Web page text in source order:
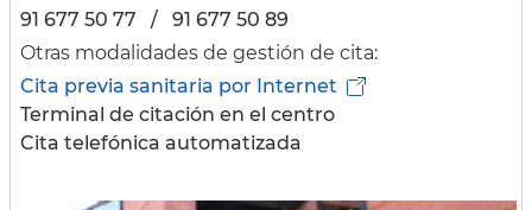
91 677 50 77 / 91 677 50 89
Otras modalidades de gestión de cita:
Cita previa sanitaria por Internet
Terminal de citación en el centro
Cita telefónica automatizada